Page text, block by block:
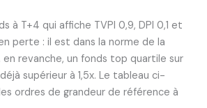
à T+4 qui affiche TVPI 0,9, DPI 0,1 et
perte : il est dans la norme de la
en revanche, un fonds top quartile sur
supérieur à 1,5x. Le tableau ci-
ordres de grandeur de référence à